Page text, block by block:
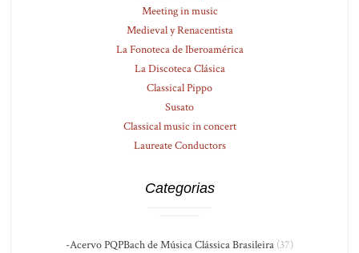
Meeting in music
Medieval y Renacentista
La Fonoteca de Iberoamérica
La Discoteca Clásica
Classical Pippo
Susato
Classical music in concert
Laureate Conductors
Categorias
-Acervo PQPBach de Música Clássica Brasileira (37)